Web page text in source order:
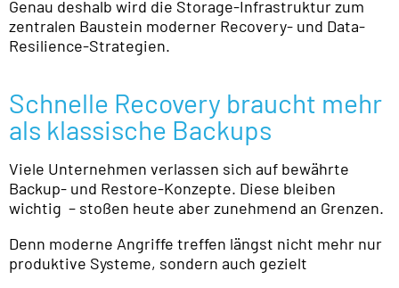
Genau deshalb wird die Storage-Infrastruktur zum
zentralen Baustein moderner Recovery- und Data-
Resilience-Strategien.
Schnelle Recovery braucht mehr
als klassische Backups
Viele Unternehmen verlassen sich auf bewährte
Backup- und Restore-Konzepte. Diese bleiben
wichtig – stoßen heute aber zunehmend an Grenzen.
Denn moderne Angriffe treffen längst nicht mehr nur
produktive Systeme, sondern auch gezielt